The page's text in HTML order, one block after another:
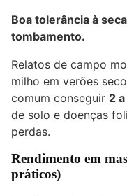
Boa tolerância à
tombamento.
Relatos de campo
milho em verões
comum conseguir 2
de solo e doenças
perdas.
Rendimento em
práticos)